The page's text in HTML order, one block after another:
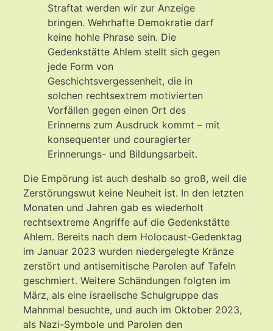
Straftat werden wir zur Anzeige
bringen. Wehrhafte Demokratie darf
keine hohle Phrase sein. Die
Gedenkstätte Ahlem stellt sich gegen
jede Form von
Geschichtsvergessenheit, die in
solchen rechtsextrem motivierten
Vorfällen gegen einen Ort des
Erinnerns zum Ausdruck kommt – mit
konsequenter und couragierter
Erinnerungs- und Bildungsarbeit.
Die Empörung ist auch deshalb so groß, weil die
Zerstörungswut keine Neuheit ist. In den letzten
Monaten und Jahren gab es wiederholt
rechtsextreme Angriffe auf die Gedenkstätte
Ahlem. Bereits nach dem Holocaust-Gedenktag
im Januar 2023 wurden niedergelegte Kränze
zerstört und antisemitische Parolen auf Tafeln
geschmiert. Weitere Schändungen folgten im
März, als eine israelische Schulgruppe das
Mahnmal besuchte, und auch im Oktober 2023,
als Nazi-Symbole und Parolen den